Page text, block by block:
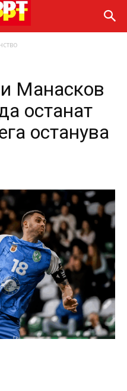
Манасков
останат
останува